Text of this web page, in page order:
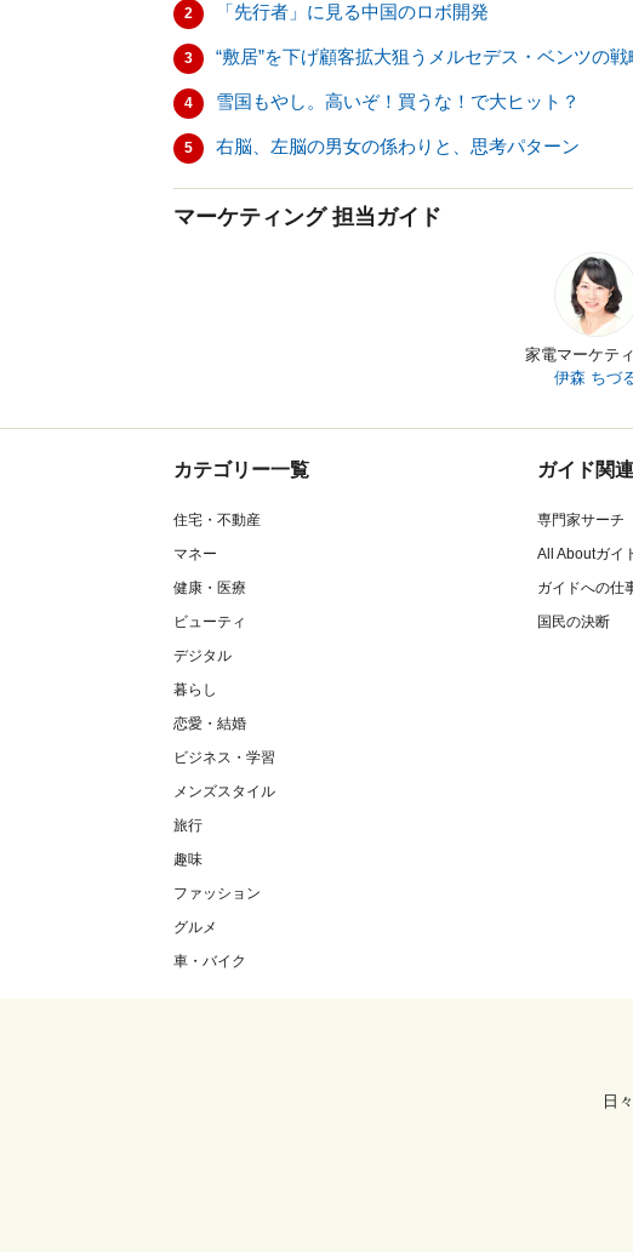
2 「先行者」に見る中国のロボ開発
3 “敷居”を下げ顧客拡大狙うメルセデス・ベンツの戦
4 雪国もやし。高いぞ！買うな！で大ヒット？
5 右脳、左脳の男女の係わりと、思考パターン
マーケティング 担当ガイド
家電マーケテ
伊森 ちづ
カテゴリー一覧
住宅・不動産
マネー
健康・医療
ビューティ
デジタル
暮らし
恋愛・結婚
ビジネス・学習
メンズスタイル
旅行
趣味
ファッション
グルメ
車・バイク
ガイド関連
専門家サーチ
All Aboutガイ
ガイドへの仕
国民の決断
日